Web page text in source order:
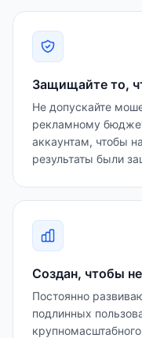
Защищайте то,
Не допускайте
рекламному
аккаунтам, чтобы
результаты были
Создан, чтобы
Постоянно
подлинных